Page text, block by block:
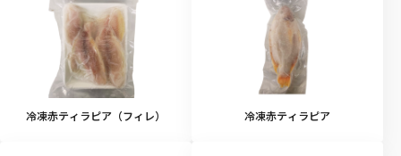
冷凍赤ティラピア（フィレ） 冷凍赤ティラピア